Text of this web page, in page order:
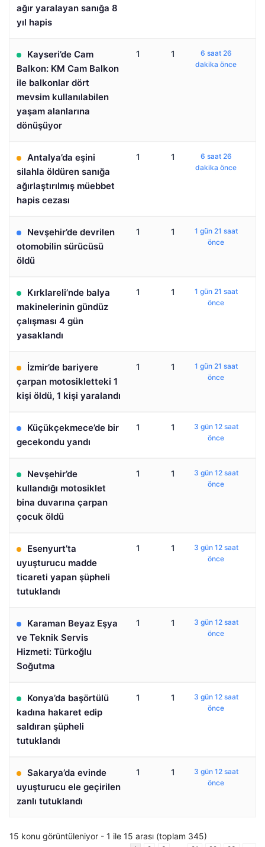
ağır yaralayan sanığa 8
yıl hapis
Kayseri’de Cam
Balkon: KM Cam Balkon
ile balkonlar dört
mevsim kullanılabilen
yaşam alanlarına
dönüşüyor
1 1
6 saat 26
dakika önce
Antalya’da eşini
silahla öldüren sanığa
ağırlaştırılmış müebbet
hapis cezası
1 1
6 saat 26
dakika önce
Nevşehir’de devrilen
otomobilin sürücüsü
öldü
1 1
1 gün 21 saat
önce
Kırklareli’nde balya
makinelerinin gündüz
çalışması 4 gün
yasaklandı
1 1
1 gün 21 saat
önce
İzmir’de bariyere
çarpan motosikletteki 1
kişi öldü, 1 kişi yaralandı
1 1
1 gün 21 saat
önce
Küçükçekmece’de bir
gecekondu yandı
1 1
3 gün 12 saat
önce
Nevşehir’de
kullandığı motosiklet
bina duvarına çarpan
çocuk öldü
1 1
3 gün 12 saat
önce
Esenyurt’ta
uyuşturucu madde
ticareti yapan şüpheli
tutuklandı
1 1
3 gün 12 saat
önce
Karaman Beyaz Eşya
ve Teknik Servis
Hizmeti: Türkoğlu
Soğutma
1 1
3 gün 12 saat
önce
Konya’da başörtülü
kadına hakaret edip
saldıran şüpheli
tutuklandı
1 1
3 gün 12 saat
önce
Sakarya’da evinde
uyuşturucu ele geçirilen
zanlı tutuklandı
1 1
3 gün 12 saat
önce
15 konu görüntüleniyor - 1 ile 15 arası (toplam 345)